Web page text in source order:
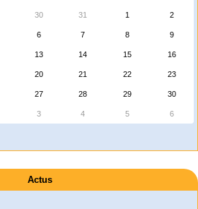
30 31 1 2
6 7 8 9
13 14 15 16
20 21 22 23
27 28 29 30
3 4 5 6
Actus